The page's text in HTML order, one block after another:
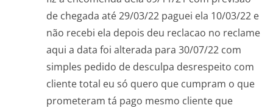
de chegada até 29/03/22 paguei ela 10/03/22 e
não recebi ela depois deu reclacao no reclame
aqui a data foi alterada para 30/07/22 com
simples pedido de desculpa desrespeito com
cliente total eu só quero que cumpram o que
prometeram tá pago mesmo cliente que